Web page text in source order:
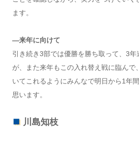
ます。
―来年に向けて
引き続き3部では優勝を勝ち取って、3
が、また来年もこの入れ替え戦に臨んで
いてこれるようにみんなで明日から1年
思います。
川島知枝